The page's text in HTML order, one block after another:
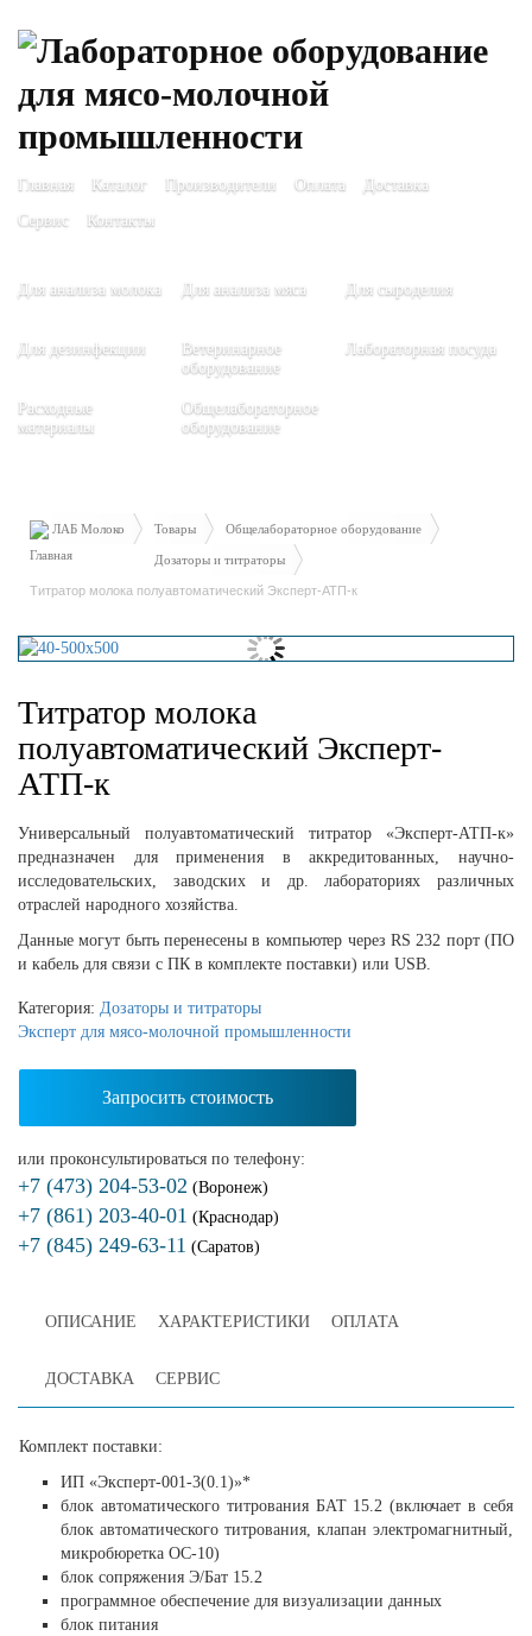
Главная Каталог Производители Оплата
Доставка
Сервис
Контакты
Для анализа молока Для анализа мяса Для сыроделия
Для дезинфекции
Ветеринарное
оборудование
Лабораторная посуда
Расходные
материалы
Общелабораторное
оборудование
ЛАБ Молоко Товары Общелабораторное оборудование
Дозаторы и титраторы
Титратор молока полуавтоматический Эксперт-АТП-к
Титратор молока
полуавтоматический Эксперт-
АТП-к
Универсальный полуавтоматический титратор «Эксперт-АТП-к»
предназначен для применения в аккредитованных, научно-
исследовательских, заводских и др. лабораториях различных
отраслей народного хозяйства.
Данные могут быть перенесены в компьютер через RS 232 порт (ПО
и кабель для связи с ПК в комплекте поставки) или USB.
Категория: Дозаторы и титраторы
Эксперт для мясо-молочной промышленности
Запросить стоимость
или проконсультироваться по телефону:
+7 (473) 204-53-02 (Воронеж)
+7 (861) 203-40-01 (Краснодар)
+7 (845) 249-63-11 (Саратов)
ОПИСАНИЕ ХАРАКТЕРИСТИКИ ОПЛАТА
ДОСТАВКА СЕРВИС
Комплект поставки:
ИП «Эксперт-001-3(0.1)»*
блок автоматического титрования БАТ 15.2 (включает в себя
блок автоматического титрования, клапан электромагнитный,
микробюретка ОС-10)
блок сопряжения Э/Бат 15.2
программное обеспечение для визуализации данных
блок питания